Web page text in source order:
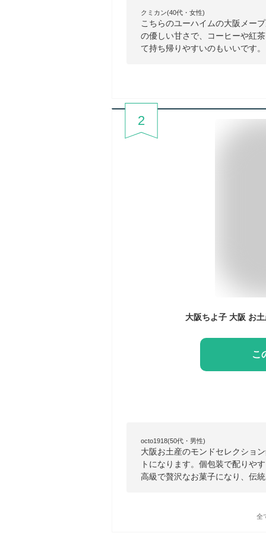
クミカン(40代・女性)
こちらのユーハイムの大阪メー
の優しい甘さで、コーヒーや紅
て持ち帰りやすいのもいいです。
2
こ
octo1918(50代・男性)
大阪お土産のモンドセレクショ
トになります。個包装で配りや
高級で贅沢なお菓子になり、伝
全